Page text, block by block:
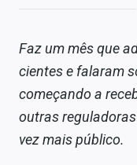
Faz um mês que
cientes e falaram
começando a
outras
vez mais público.